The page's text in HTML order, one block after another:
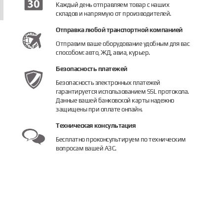
Каждый день отправляем товар с наших
складов и напрямую от производителей.
Отправка любой транспортной компанией
Отправим ваше оборудование удобным для вас
способом: авто, ЖД, авиа, курьер.
Безопасность платежей
Безопасность электронных платежей
гарантируется использованием SSL протокола.
Данные вашей банковской карты надежно
защищены при оплате онлайн.
Техническая консультация
Бесплатно проконсультируем по техническим
вопросам вашей АЗС.